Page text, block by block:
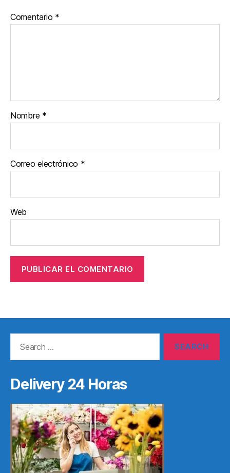
Comentario *
Nombre *
Correo electrónico *
Web
Delivery 24 Horas